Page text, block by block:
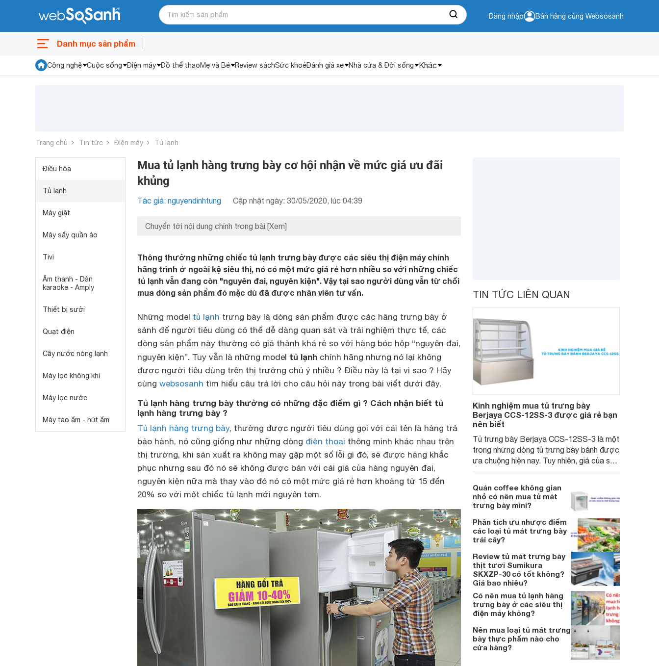
Đăng nhập Bán hàng cùng Websosanh
Danh mục sản phẩm
Công nghệ Cuộc sống Điện máy Đồ thể thaoMẹ và Bé Review sáchSức khoẻĐánh giá xe Nhà cửa & Đời sống Khác
Trang chủ Tin tức Điện máy Tủ lạnh
Điều hòa
Tủ lạnh
Máy giặt
Máy sấy quần áo
Tivi
Âm thanh - Dàn
karaoke - Amply
Thiết bị sưởi
Quạt điện
Cây nước nóng lạnh
Máy lọc không khí
Máy lọc nước
Máy tạo ẩm - hút ẩm
Mua tủ lạnh hàng trưng bày cơ hội nhận về mức giá ưu đãi
khủng
Tác giả: nguyendinhtung Cập nhật ngày: 30/05/2020, lúc 04:39
Chuyển tới nội dung chính trong bài [Xem]
Thông thường những chiếc tủ lạnh trưng bày được các siêu thị điện máy chính
hãng trình ở ngoài kệ siêu thị, nó có một mức giá rẻ hơn nhiều so với những chiếc
tủ lạnh vẫn đang còn "nguyên đai, nguyên kiện". Vậy tại sao người dùng vẫn từ chối
mua dòng sản phẩm đó mặc dù đã được nhân viên tư vấn.
Những model tủ lạnh trưng bày là dòng sản phẩm được các hãng trưng bày ở
sảnh để người tiêu dùng có thể dễ dàng quan sát và trải nghiệm thực tế, các
dòng sản phẩm này thường có giá thành khá rẻ so với hàng bóc hộp “nguyên đại,
nguyên kiện”. Tuy vẫn là những model tủ lạnh chính hãng nhưng nó lại không
được người tiêu dùng trên thị trường chú ý nhiều ? Điều này là tại vì sao ? Hãy
cùng websosanh tìm hiểu câu trả lời cho câu hỏi này trong bài viết dưới đây.
Tủ lạnh hàng trưng bày thường có những đặc điểm gì ? Cách nhận biết tủ
lạnh hàng trưng bày ?
Tủ lạnh hàng trưng bày, thường được người tiêu dùng gọi với cái tên là hàng trả
bảo hành, nó cũng giống như những dòng điện thoại thông minh khác nhau trên
thị trường, khi sản xuất ra không may gặp một số lỗi gì đó, sẽ được hãng khắc
phục nhưng sau đó nó sẽ không được bán với cái giá của hàng nguyên đai,
nguyên kiện nữa mà thay vào đó nó có một mức giá rẻ hơn khoảng từ 15 đến
20% so với một chiếc tủ lạnh mới nguyên tem.
TIN TỨC LIÊN QUAN
Kinh nghiệm mua tủ trưng bày
Berjaya CCS-12SS-3 được giá rẻ bạn
nên biết
Tủ trưng bày Berjaya CCS-12SS-3 là một
trong những dòng tủ trưng bày bánh được
ưa chuộng hiện nay. Tuy nhiên, giá của sản
phẩm này không phải là rẻ, đặc biệt là đối
nghiệp mới bắt đầu.
Quán coffee không gian
nhỏ có nên mua tủ mát
trưng bày mini?
Phân tích ưu nhược điểm
các loại tủ mát trưng bày
trái cây?
Review tủ mát trưng bày
thịt tươi Sumikura
SKXZP-30 có tốt không?
Giá bao nhiêu?
Có nên mua tủ lạnh hàng
trưng bày ở các siêu thị
điện máy không?
Nên mua loại tủ mát trưng
bày thực phẩm nào cho
cửa hàng?